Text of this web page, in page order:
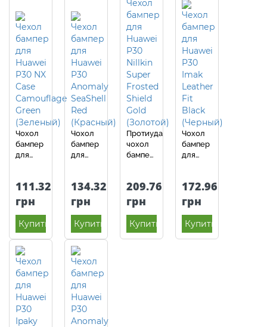
Чохол
бампер
для
Case
Camouflage
Green
(Зелений)
111.32
грн
Купить
Чохол
бампер
для
Anomaly
SeaShell
Red
(Червоний)
134.32
грн
Купить
Протиударний
чохол
бампер
Frosted
Shield
для
Huawei
P30
Gold
209.76
грн
Купить
Чохол
бампер
для
Imak
Leather
Fit
Black
(Чорний)
172.96
грн
Купить